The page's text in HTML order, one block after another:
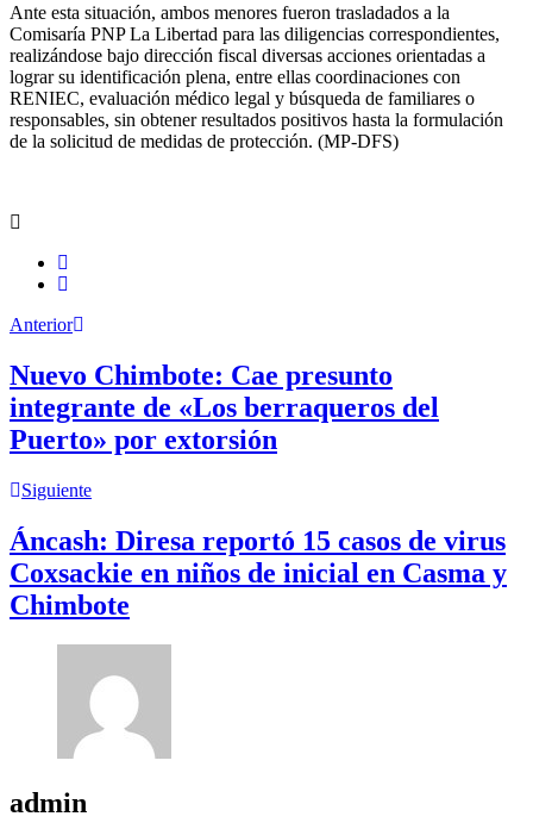
Ante esta situación, ambos menores fueron trasladados a la
Comisaría PNP La Libertad para las diligencias correspondientes,
realizándose bajo dirección fiscal diversas acciones orientadas a
lograr su identificación plena, entre ellas coordinaciones con
RENIEC, evaluación médico legal y búsqueda de familiares o
responsables, sin obtener resultados positivos hasta la formulación
de la solicitud de medidas de protección. (MP-DFS)
Anterior
Nuevo Chimbote: Cae presunto
integrante de «Los berraqueros del
Puerto» por extorsión
Siguiente
Áncash: Diresa reportó 15 casos de virus
Coxsackie en niños de inicial en Casma y
Chimbote
admin